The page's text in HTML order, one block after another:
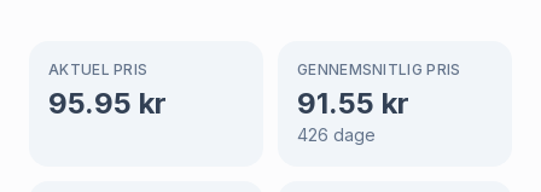
AKTUEL PRIS
95.95 kr
GENNEMSNITLIG PRIS
91.55 kr
426 dage